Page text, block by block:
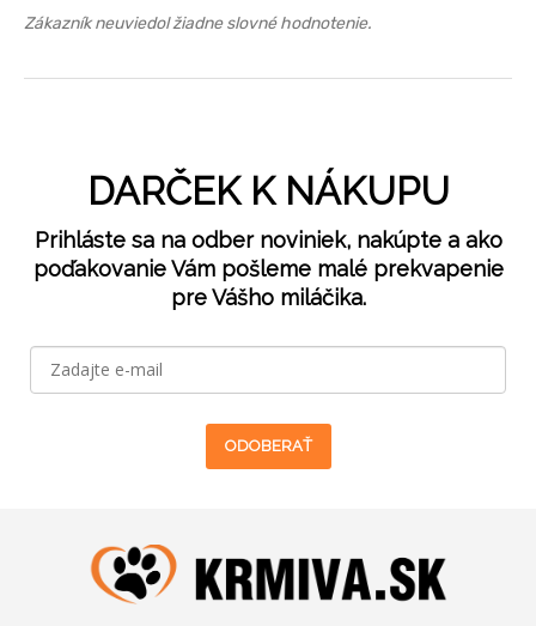
Zákazník neuviedol žiadne slovné hodnotenie.
DARČEK K NÁKUPU
Prihláste sa na odber noviniek, nakúpte a ako
poďakovanie Vám pošleme malé prekvapenie
pre Vášho miláčika.
ODOBERAŤ